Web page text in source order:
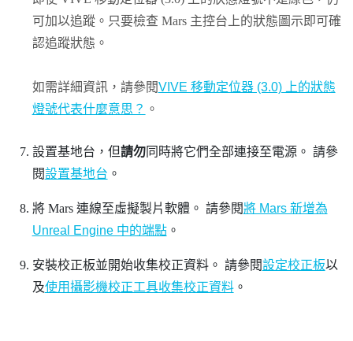
可加以追蹤。只要檢查 Mars主控台上的狀態圖示即可確
認追蹤狀態。
如需詳細資訊，請參閱VIVE 移動定位器 (3.0) 上的狀態
燈號代表什麼意思？ 。
設置基地台，但請勿同時將它們全部連接至電源。 請參
閱設置基地台 。
將 Mars連線至虛擬製片軟體。 請參閱將 Mars 新增為
Unreal Engine 中的端點。
安裝校正板並開始收集校正資料。 請參閱設定校正板以
及使用攝影機校正工具收集校正資料。